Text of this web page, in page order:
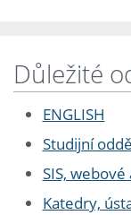
Důležité
ENGLISH
Studijní
SIS,
Katedry,